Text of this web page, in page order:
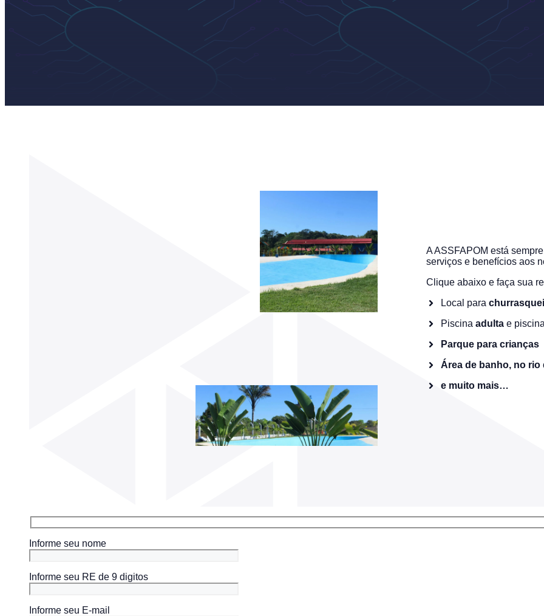
A ASSFAPOM está
serviços e benefícios aos
Clique abaixo e faça sua
Local para
Piscina adulta e
Parque para crianças
Área de banho, no rio
e muito mais…
Informe seu nome
Informe seu RE de 9 digitos
Informe seu E-mail